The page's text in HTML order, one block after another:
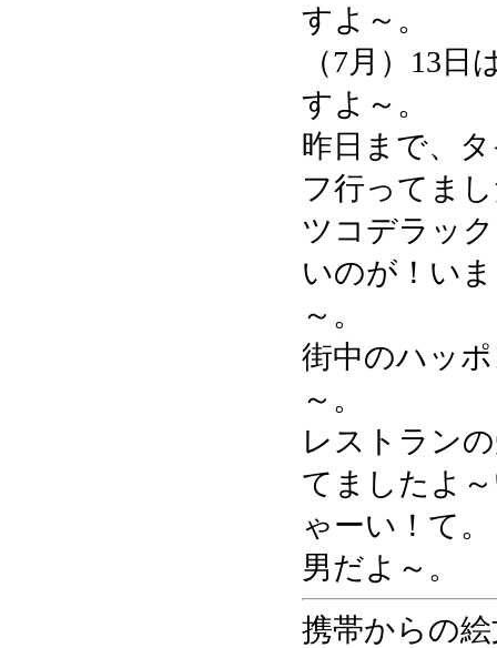
すよ～。
（7月）13日
すよ～。
昨日まで、
フ行ってま
ツコデラッ
いのが！い
～。
街中のハッ
～。
レストラン
てましたよ
ゃーい！て
男だよ～。
携帯からの